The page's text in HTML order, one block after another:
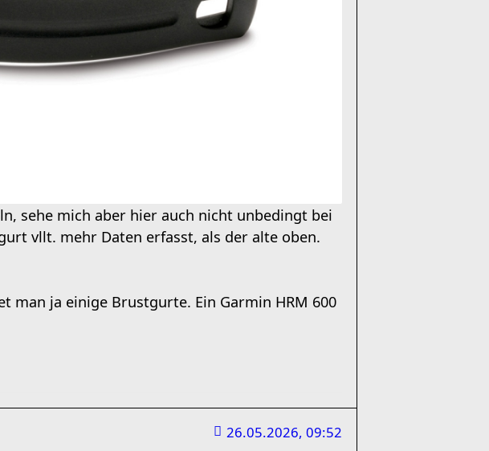
sehe mich aber hier auch nicht unbedingt bei
vllt. mehr Daten erfasst, als der alte oben.
man ja einige Brustgurte. Ein Garmin HRM 600
26.05.2026, 09:52